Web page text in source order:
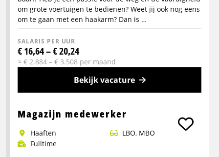
om grote voertuigen te bedienen? Weet jij ook nog eens
om te gaan met een haakarm? Dan is …
SALARIS PER UUR
€ 16,64 – € 20,24
≈ € 2.884 – € 3.508 per maand
Bekijk vacature
info
over
Chauffeur
Haakarm
Magazijn medewerker
Haaften
LBO, MBO
Fulltime